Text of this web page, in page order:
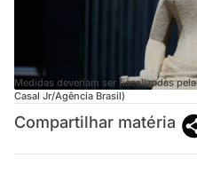
Medidas deveriam ser fiscalizadas
Casal Jr/Agência Brasil)
Compartilhar matéria